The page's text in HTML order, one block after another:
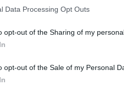
Data Processing Opt Outs
opt-out of the Sharing of my
opt-out of the Sale of my Personal
en France. Le SCARA en appelle
transport aérien français et